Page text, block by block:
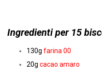
Ingredienti per 15
130g farina 00
20g cacao amaro